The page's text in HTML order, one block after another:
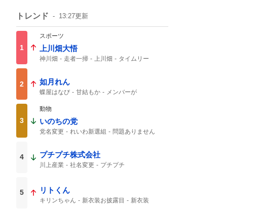
トレンド 13:27更新
1
スポーツ
上川畑大悟
神川畑 走者一掃 上川畑
タイムリー
2 如月れん
蝶屋はなび 甘結もか
メンバーが
3
動物
いのちの党
党名変更 れいわ新選組
問題ありません
4 プチプチ株式会社
川上産業 社名変更 プチプチ
5 リトくん
キリンちゃん 新衣装お披露目 新衣装